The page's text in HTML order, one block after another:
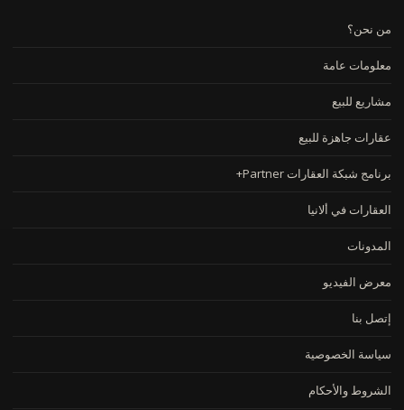
من نحن؟
معلومات عامة
مشاريع للبيع
عقارات جاهزة للبيع
برنامج شبكة العقارات Partner+
العقارات في ألانيا
المدونات
معرض الفيديو
إتصل بنا
سياسة الخصوصية
الشروط والأحكام